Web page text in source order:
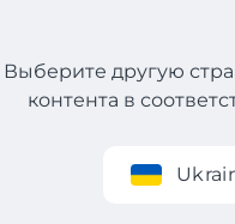
Регистрация
Выберите другую
контента в
Helikon-Tex